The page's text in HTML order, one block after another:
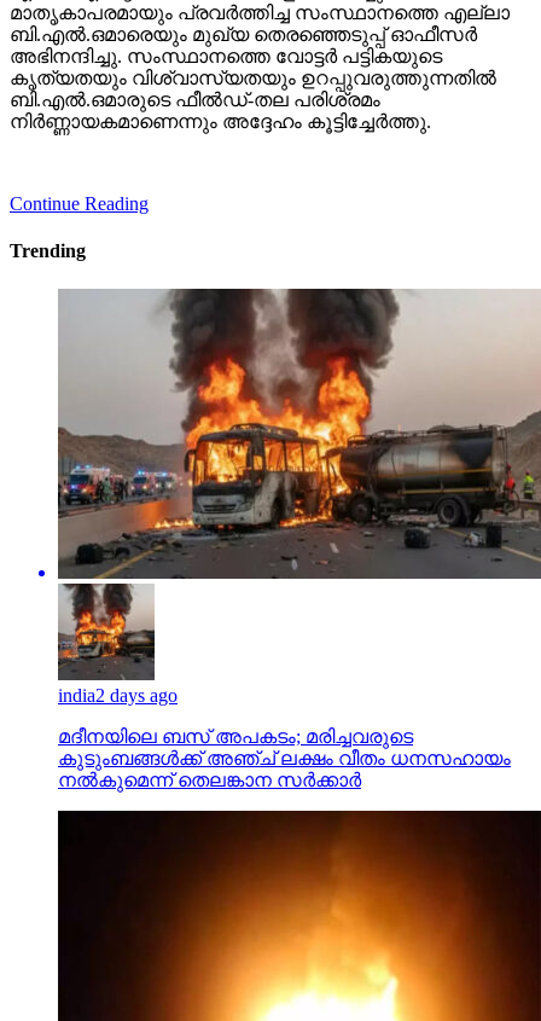
മാതൃകാപരമായും പ്രവര്‍ത്തിച്ച സംസ്ഥാനത്തെ എല്ലാ
ബി.എല്‍.ഒമാരെയും മുഖ്യ തെരഞ്ഞെടുപ്പ് ഓഫീസര്‍
അഭിനന്ദിച്ചു. സംസ്ഥാനത്തെ വോട്ടര്‍ പട്ടികയുടെ
കൃത്യതയും വിശ്വാസ്യതയും ഉറപ്പുവരുത്തുന്നതില്‍
ബി.എല്‍.ഒമാരുടെ ഫീല്‍ഡ്-തല പരിശ്രമം
നിര്‍ണ്ണായകമാണെന്നും അദ്ദേഹം കൂട്ടിച്ചേര്‍ത്തു.
Continue Reading
Trending
india2 days ago
മദീനയിലെ ബസ് അപകടം; മരിച്ചവരുടെ
കുടുംബങ്ങള്‍ക്ക് അഞ്ച് ലക്ഷം വീതം ധനസഹായം
നല്‍കുമെന്ന് തെലങ്കാന സര്‍ക്കാര്‍